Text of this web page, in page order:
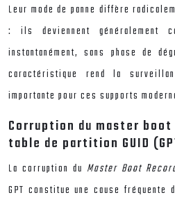
Leur mode de panne diffère
: ils deviennent généralement
instantanément, sans phase de
caractéristique rend la
importante pour ces supports
Corruption du master
table de partition GUID
La corruption du Master Boot
GPT constitue une cause fréquente